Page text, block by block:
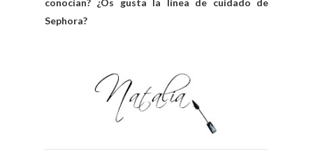
conocían? ¿Os gusta la línea de cuidado de
Sephora?